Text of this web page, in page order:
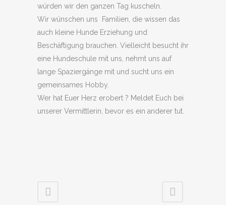
würden wir den ganzen Tag kuscheln.
Wir wünschen uns Familien, die wissen das
auch kleine Hunde Erziehung und
Beschäftigung brauchen. Vielleicht besucht ihr
eine Hundeschule mit uns, nehmt uns auf
lange Spaziergänge mit und sucht uns ein
gemeinsames Hobby.
Wer hat Euer Herz erobert ? Meldet Euch bei
unserer Vermittlerin, bevor es ein anderer tut.